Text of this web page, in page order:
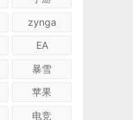
zynga
EA
暴雪
苹果
电竞